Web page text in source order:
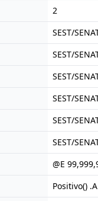
2
SEST/
SEST/
SEST/
SEST/
SEST/
SEST/
@E
Positivo()